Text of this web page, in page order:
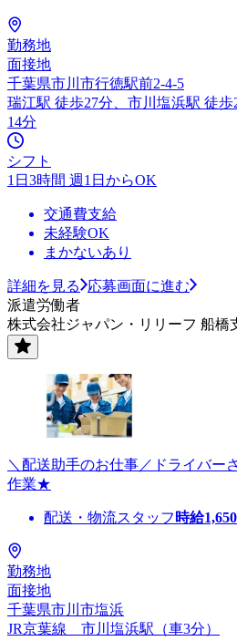
勤務地
面接地
千葉県市川市行徳駅前2-4-5
瑞江駅 徒歩27分、市川塩浜駅 徒
14分
シフト
1日3時間 週1日からOK
交通費支給
未経験OK
まかないあり
詳細を見る
応募画面に進む
派遣労働者
株式会社ジャパン・リリーフ 船橋
＼配送助手のお仕事／ドライバー
作業★
配送・物流スタッフ 時給1,650
勤務地
面接地
千葉県市川市塩浜
JR京葉線 市川塩浜駅（車3分）